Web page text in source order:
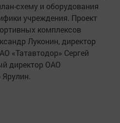
схему и оборудования
учреждения. Проект
комплексов
Луконин, директор
«Татавтодор» Сергей
директор ОАО